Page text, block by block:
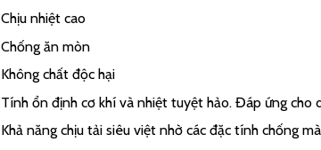
Chịu nhiệt cao
Chống ăn mòn
Không chất độc hại
Tính ổn định cơ khí và nhiệt tuyệt hảo. Đáp ứng cho
Khả năng chịu tải siêu việt nhờ các đặc tính chống